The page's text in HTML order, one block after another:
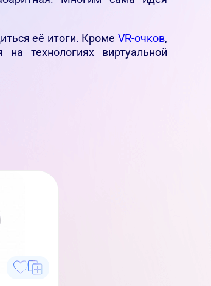
её итоги. Кроме VR-очков,
технологиях виртуальной